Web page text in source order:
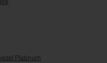
Platinum